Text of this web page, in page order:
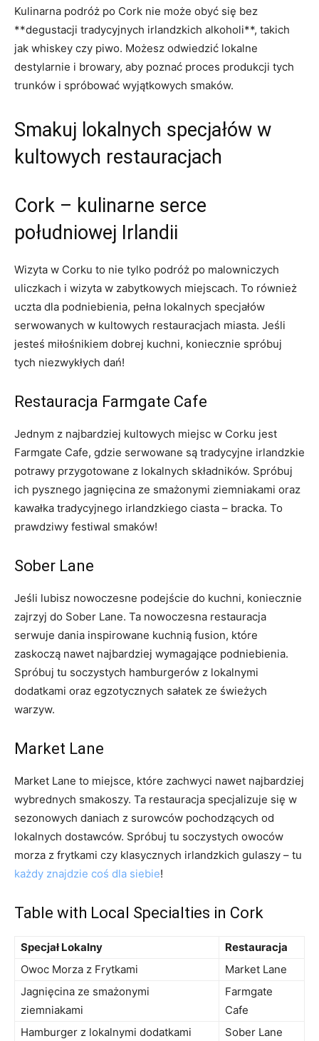
Kulinarna podróż po Cork nie może obyć się bez
**degustacji tradycyjnych irlandzkich alkoholi**, takich
jak whiskey czy piwo. Możesz odwiedzić lokalne
destylarnie i ⁤browary, aby poznać proces produkcji tych
trunków i spróbować wyjątkowych smaków.
Smakuj lokalnych specjałów ⁣w
kultowych restauracjach
Cork – kulinarne serce
południowej Irlandii
Wizyta w Corku to nie ​tylko podróż po malowniczych
uliczkach i wizyta w zabytkowych miejscach. To również
uczta dla podniebienia, pełna lokalnych specjałów
serwowanych w kultowych restauracjach miasta. Jeśli
jesteś miłośnikiem dobrej kuchni, koniecznie spróbuj
tych niezwykłych dań!
Restauracja Farmgate Cafe
Jednym z najbardziej kultowych miejsc w Corku jest
Farmgate Cafe, gdzie serwowane ​są tradycyjne irlandzkie
‌potrawy przygotowane z lokalnych składników. ‌Spróbuj
ich pysznego jagnięcina ze smażonymi ziemniakami oraz
kawałka tradycyjnego⁢ irlandzkiego ciasta – bracka. ⁢To
⁣prawdziwy festiwal smaków!
Sober Lane
Jeśli lubisz nowoczesne podejście do kuchni, koniecznie
zajrzyj do Sober Lane. Ta nowoczesna restauracja​
serwuje dania inspirowane kuchnią fusion, które
zaskoczą nawet najbardziej wymagające podniebienia.
Spróbuj tu soczystych hamburgerów z lokalnymi
dodatkami oraz egzotycznych sałatek ze świeżych
warzyw.
Market Lane
Market Lane to miejsce, które⁤ zachwyci nawet najbardziej
wybrednych ‌smakoszy. Ta restauracja specjalizuje się w
sezonowych daniach​ z surowców‌ pochodzących od
lokalnych dostawców. Spróbuj tu soczystych ​owoców‍
morza z frytkami czy klasycznych irlandzkich gulaszy – tu
każdy znajdzie coś dla siebie!
Table with Local Specialties in Cork
Specjał Lokalny
Restauracja
Owoc Morza z Frytkami
Market Lane
Jagnięcina ze smażonymi
ziemniakami
Farmgate⁢
Cafe
Hamburger z lokalnymi dodatkami
Sober Lane